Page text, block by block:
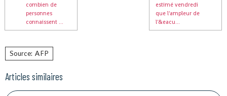
combien de
personnes
connaissent ...
estimé vendredi
que l'ampleur de
l'&eacu...
Source: AFP
Articles similaires